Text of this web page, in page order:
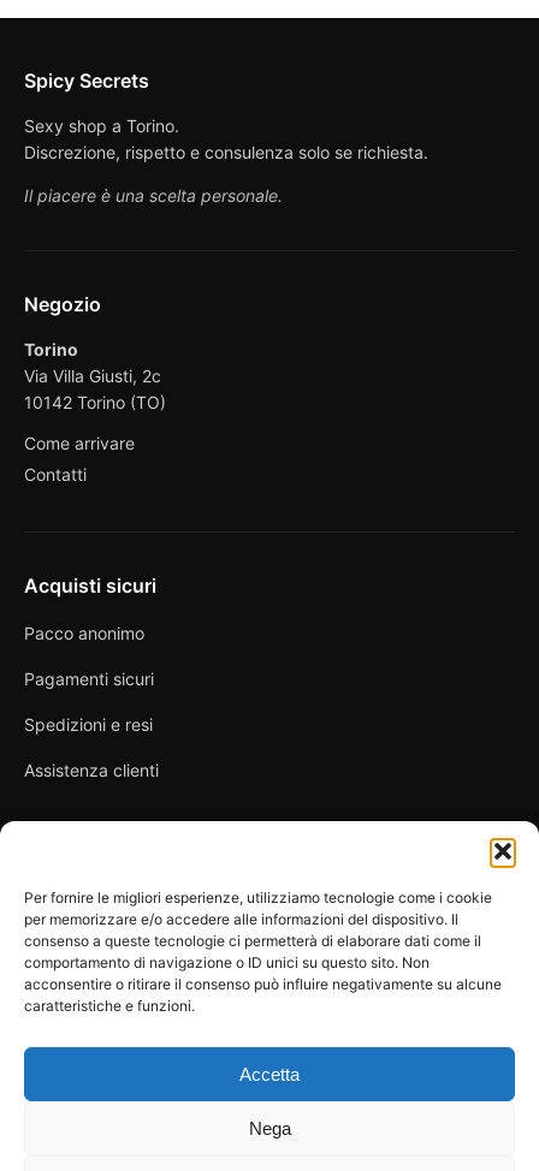
Per fornire le migliori esperienze, utilizziamo tecnologie come i cookie
per memorizzare e/o accedere alle informazioni del dispositivo. Il
consenso a queste tecnologie ci permetterà di elaborare dati come il
comportamento di navigazione o ID unici su questo sito. Non
acconsentire o ritirare il consenso può influire negativamente su alcune
caratteristiche e funzioni.
Accetta
Nega
Spicy Secrets
Sexy shop a Torino.
Discrezione, rispetto e consulenza solo se richiesta.
Il piacere è una scelta personale.
Negozio
Torino
Via Villa Giusti, 2c
10142 Torino (TO)
Come arrivare
Contatti
Acquisti sicuri
Pacco anonimo
Pagamenti sicuri
Spedizioni e resi
Assistenza clienti
Privacy Policy
Condizioni di vendita